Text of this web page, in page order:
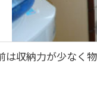
は収納力が少なく